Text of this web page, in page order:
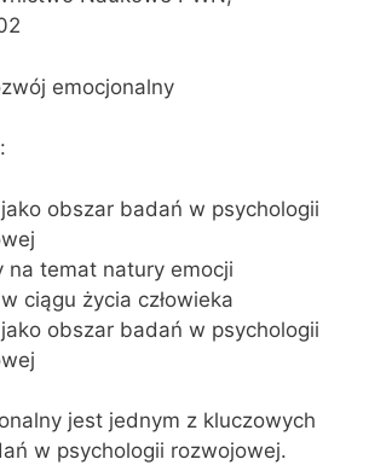
emocjonalny
obszar badań w psychologii
na temat natury emocji
ciągu życia człowieka
obszar badań w psychologii
jest jednym z kluczowych
w psychologii rozwojowej.